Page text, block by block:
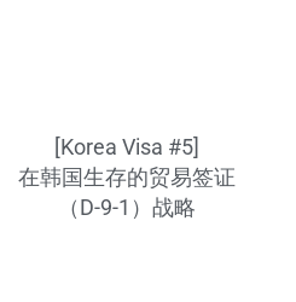
[Korea Visa #5]
在韩国生存的贸易签证
（D-9-1）战略